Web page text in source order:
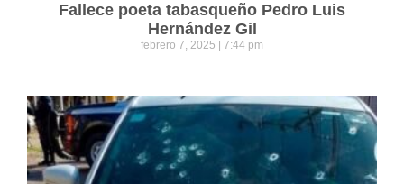
Fallece poeta tabasqueño Pedro Luis
Hernández Gil
febrero 7, 2025 7:44 pm